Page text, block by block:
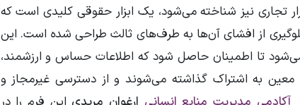
تجاری نیز شناخته می‌شود، یک ابزار حقوقی کلیدی است که
از افشای آن‌ها به طرف‌های ثالث طراحی شده است. این
تا اطمینان حاصل شود که اطلاعات حساس و ارزشمند،
به اشتراک گذاشته می‌شوند و از دسترسی غیرمجاز و